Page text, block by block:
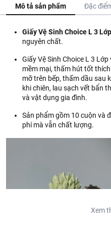
Mô tả sản phẩm Đặc
Giấy Vệ Sinh Choice L 3 Lớp
nguyên chất.
Giấy Vệ Sinh Choice L 3
mềm mại, thấm hút tốt
mỡ trên bếp, thấm dầu sau
khi chiên, lau sạch vết bẩn
và vật dụng gia đình.
Sản phẩm gồm 10 cuộn và
phí mà vẫn chất lượng.
Xem